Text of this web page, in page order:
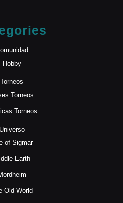
Hobby
Torneos
Torneos
Torneos
Universo
of Sigmar
Earth
Old World